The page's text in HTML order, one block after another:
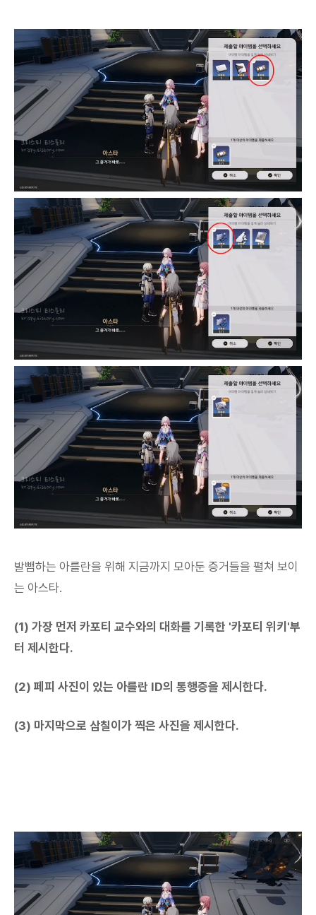
발뺌하는 아를란을 위해 지금까지 모아둔 증거들을 펼쳐 보이
는 아스타.
(1) 가장 먼저 카포티 교수와의 대화를 기록한 '카포티 위키'부
터 제시한다.
(2) 페피 사진이 있는 아를란 ID의 통행증을 제시한다.
(3) 마지막으로 삼칠이가 찍은 사진을 제시한다.